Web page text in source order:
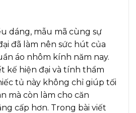
dáng, mẫu mã cùng sự
đã làm nên sức hút của
áo nhôm kính năm nay.
kế hiện đại và tính thẩm
tủ này không chỉ giúp tối
mà còn làm cho căn
cấp hơn. Trong bài viết